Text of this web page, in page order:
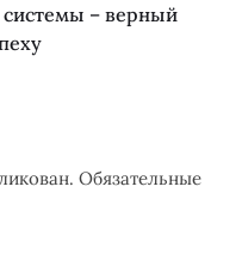
системы – верный
Обязательные